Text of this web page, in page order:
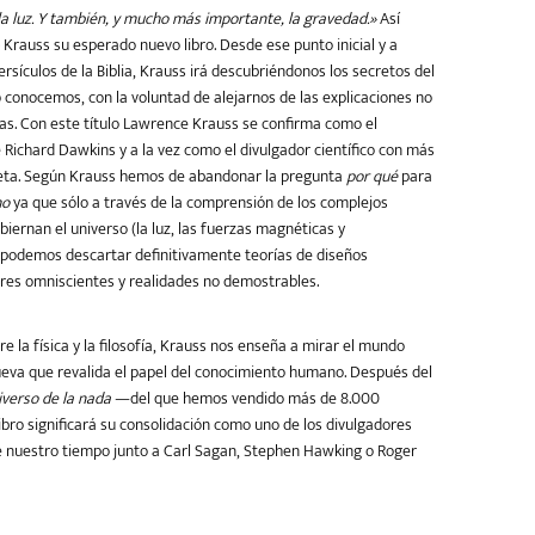
luz. Y también, y mucho más importante, la gravedad.»Así
su esperado nuevo libro. Desde ese punto inicial y a
de la Biblia, Krauss irá descubriéndonos los secretos del
con la voluntad de alejarnos de las explicaciones no
Con este título Lawrence Krauss se confirma como el
Dawkins y a la vez como el divulgador científico con más
Según Krauss hemos de abandonar la preguntapor quépara
ya que sólo a través de la comprensión de los complejos
el universo (la luz, las fuerzas magnéticas y
descartar definitivamente teorías de diseños
omniscientes y realidades no demostrables.
la física y la filosofía, Krauss nos enseña a mirar el mundo
que revalida el papel del conocimiento humano. Después del
de la nada—del que hemos vendido más de 8.000
significará su consolidación como uno de los divulgadores
tiempo junto a Carl Sagan, Stephen Hawking o Roger